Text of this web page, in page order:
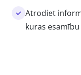
Atrodiet
kuras